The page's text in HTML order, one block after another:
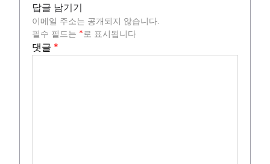
답글 남기기
이메일 주소는 공개되지 않습니다.
필수 필드는 *로 표시됩니다
댓글 *